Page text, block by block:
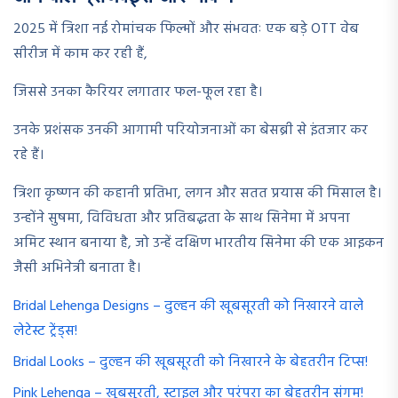
2025 में त्रिशा नई रोमांचक फिल्मों और संभवतः एक बड़े OTT वेब
सीरीज में काम कर रही हैं,
जिससे उनका कैरियर लगातार फल-फूल रहा है।
उनके प्रशंसक उनकी आगामी परियोजनाओं का बेसब्री से इंतजार कर
रहे हैं।
त्रिशा कृष्णन की कहानी प्रतिभा, लगन और सतत प्रयास की मिसाल है।
उन्होंने सुषमा, विविधता और प्रतिबद्धता के साथ सिनेमा में अपना
अमिट स्थान बनाया है, जो उन्हें दक्षिण भारतीय सिनेमा की एक आइकन
जैसी अभिनेत्री बनाता है।
Bridal Lehenga Designs – दुल्हन की खूबसूरती को निखारने वाले
लेटेस्ट ट्रेंड्स!
Bridal Looks – दुल्हन की खूबसूरती को निखारने के बेहतरीन टिप्स!
Pink Lehenga – खूबसूरती, स्टाइल और परंपरा का बेहतरीन संगम!